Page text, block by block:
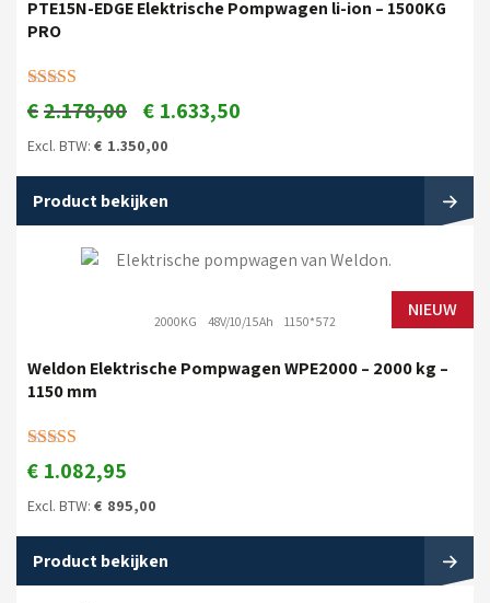
PTE15N-EDGE Elektrische Pompwagen li-ion – 1500KG
PRO
Gewaardeerd
5.00uit 5
€2.178,00 € 1.633,50
Excl. BTW: € 1.350,00
Product bekijken
NIEUW
2000KG 48V/10/15Ah 1150*572
Weldon Elektrische Pompwagen WPE2000 – 2000 kg –
1150 mm
Gewaardeerd
5.00uit 5
€ 1.082,95
Excl. BTW: € 895,00
Product bekijken